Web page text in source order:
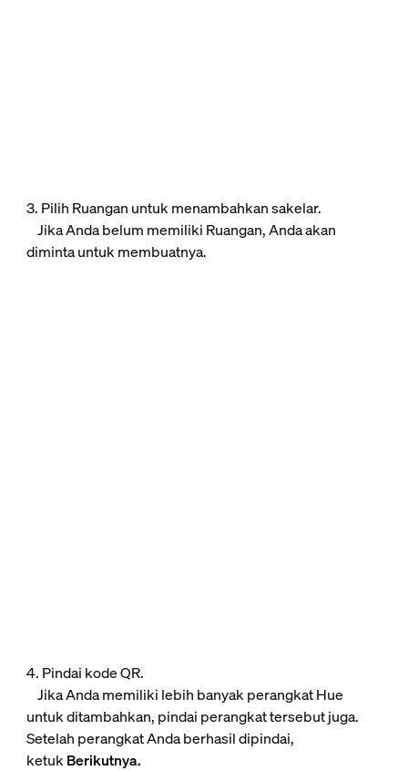
3. Pilih Ruangan untuk menambahkan sakelar.
Jika Anda belum memiliki Ruangan, Anda akan
diminta untuk membuatnya.
4. Pindai kode QR.
Jika Anda memiliki lebih banyak perangkat Hue
untuk ditambahkan, pindai perangkat tersebut juga.
Setelah perangkat Anda berhasil dipindai,
ketukBerikutnya.